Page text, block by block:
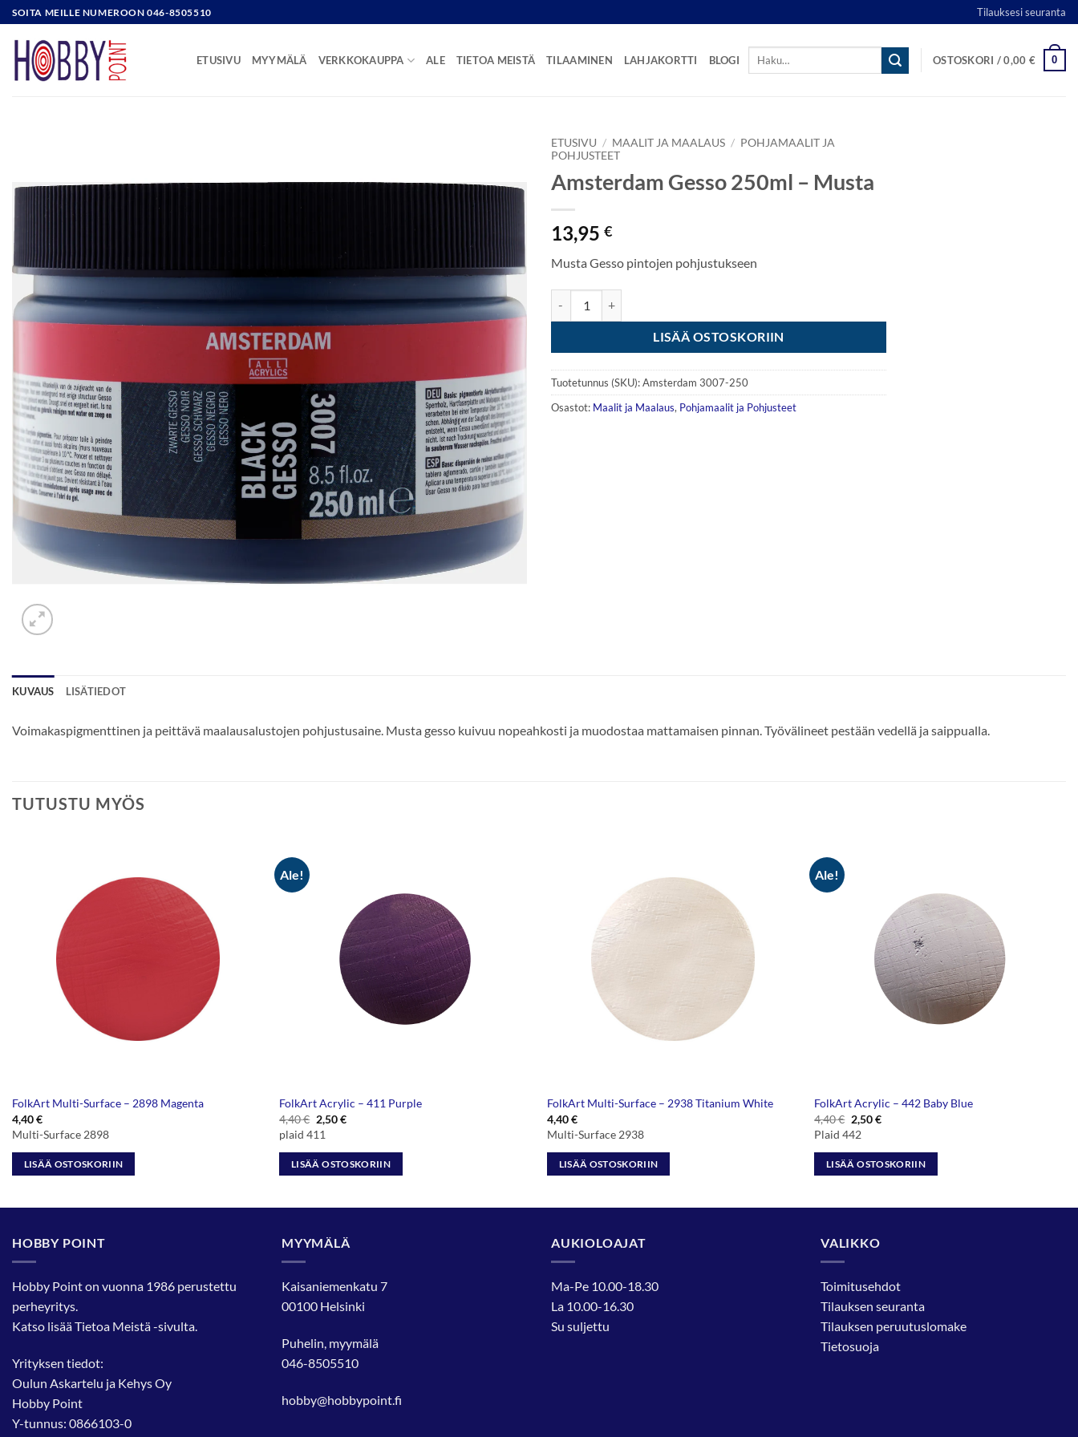
Skip
to
content
SOITA MEILLE NUMEROON 046-8505510 Tilauksesi seuranta
ETUSIVU MYYMÄLÄ VERKKOKAUPPA ALE TIETOA MEISTÄ TILAAMINEN LAHJAKORTTI BLOGI
Etsi:
OSTOSKORI /0,00 € 0
ETUSIVU / MAALIT JA MAALAUS / POHJAMAALIT JA
POHJUSTEET
Amsterdam Gesso 250ml – Musta
13,95 €
Musta Gesso pintojen pohjustukseen
LISÄÄ OSTOSKORIIN
Tuotetunnus (SKU):Amsterdam 3007-250
Osastot: Maalit ja Maalaus, Pohjamaalit ja Pohjusteet
KUVAUS LISÄTIEDOT
Voimakaspigmenttinen ja peittävä maalausalustojen pohjustusaine. Musta gesso kuivuu nopeahkosti ja muodostaa mattamaisen pinnan. Työvälineet pestään vedellä ja saippualla.
TUTUSTU MYÖS
FolkArt Multi-Surface – 2898 Magenta
4,40€
Multi-Surface 2898
LISÄÄ OSTOSKORIIN
Ale!
FolkArt Acrylic – 411 Purple
4,40€ Alkuperäinen
hinta
oli:
4,40 €.
2,50€Nykyinen
2,50 €.
plaid 411
LISÄÄ OSTOSKORIIN
FolkArt Multi-Surface – 2938 Titanium White
4,40€
Multi-Surface 2938
LISÄÄ OSTOSKORIIN
Ale!
FolkArt Acrylic – 442 Baby Blue
4,40€ Alkuperäinen
hinta
oli:
4,40 €.
2,50€Nykyinen
2,50 €.
Plaid 442
LISÄÄ OSTOSKORIIN
HOBBY POINT
Hobby Point on vuonna 1986 perustettu
perheyritys.
Katso lisääTietoa Meistä-sivulta.
Yrityksen tiedot:
Oulun Askartelu ja Kehys Oy
Hobby Point
Y-tunnus: 0866103-0
MYYMÄLÄ
Kaisaniemenkatu 7
00100 Helsinki
Puhelin, myymälä
046-8505510
hobby@hobbypoint.fi
AUKIOLOAJAT
Ma-Pe 10.00-18.30
La 10.00-16.30
Su suljettu
VALIKKO
Toimitusehdot
Tilauksen seuranta
Tilauksen peruutuslomake
Tietosuoja